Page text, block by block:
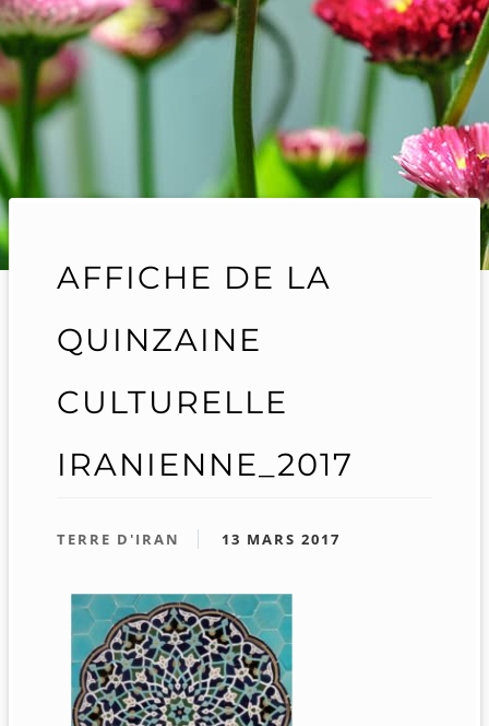
AFFICHE DE LA
QUINZAINE
CULTURELLE
IRANIENNE_2017
TERRE D'IRAN 13 MARS 2017